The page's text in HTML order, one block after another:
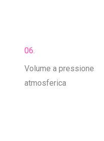
06.
Volume a pressione
atmosferica